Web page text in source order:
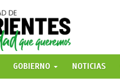
GOBIERNO NOTICIAS